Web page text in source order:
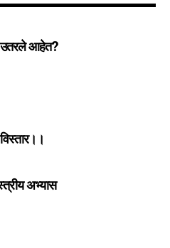
उतरले आहेत?
अभ्यास